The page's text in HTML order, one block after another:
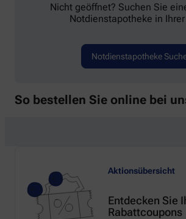
Nicht geöffnet? Suchen Sie
Notdienstapotheke in
Notdienstapotheke
So bestellen Sie online bei
Aktionsübersicht
Entdecken Sie
Rabattcoupons